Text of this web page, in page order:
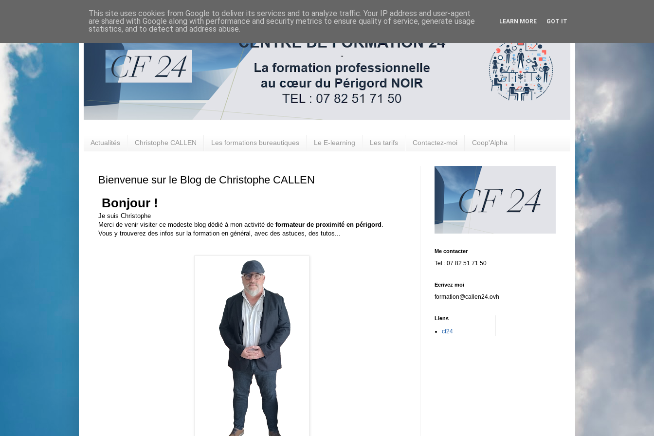
Actualités Christophe CALLEN Les formations bureautiques Le E-learning Les tarifs Contactez-moi Coop'Alpha
Bienvenue sur le Blog de Christophe CALLEN
Bonjour !
Je suis Christophe
Merci de venir visiter ce modeste blog dédié à mon activité de formateur de proximité en périgord .
Vous y trouverez des infos sur la formation en général, avec des astuces, des tutos...
Me contacter
Tel : 07 82 51 71 50
Ecrivez moi
formation@callen24.ovh
Liens
cf24
This site uses cookies from Google to deliver its services and to analyze traffic. Your IP address and user-agent
are shared with Google along with performance and security metrics to ensure quality of service, generate usage
statistics, and to detect and address abuse.
LEARN MORE GOT IT